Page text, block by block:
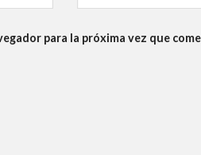
para la próxima vez que